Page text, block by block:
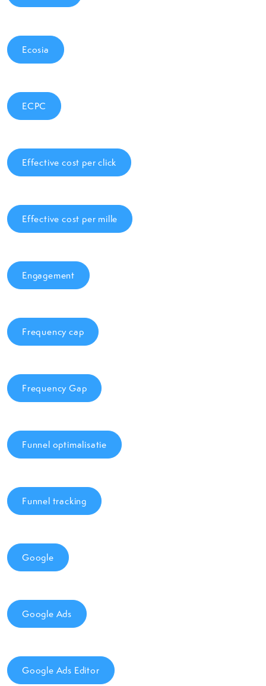
Ecosia
ECPC
Effective cost per click
Effective cost per mille
Engagement
Frequency cap
Frequency Gap
Funnel optimalisatie
Funnel tracking
Google
Google Ads
Google Ads Editor